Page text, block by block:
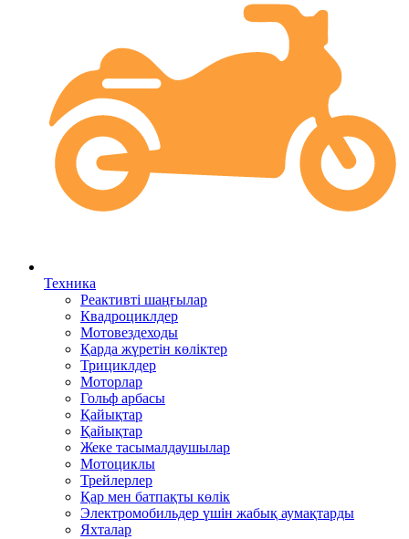
Техника
Реактивті шаңғылар
Квадроциклдер
Мотовездеходы
Қарда жүретін көліктер
Трициклдер
Моторлар
Гольф арбасы
Қайықтар
Қайықтар
Жеке тасымалдаушылар
Мотоциклы
Трейлерлер
Қар мен батпақты көлік
Электромобильдер үшін жабық аумақтарды
Яхталар